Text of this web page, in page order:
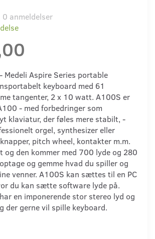
0 anmeldelser
Medeli Aspire Series portable
keyboard med 61
tangenter, 2 x 10 watt. A100S er
- med forbedringer som
klaviatur, der føles mere stabilt, -
orgel, synthesizer eller
pitch wheel, kontakter m.m.
og den kommer med 700 lyde og 280
og gemme hvad du spiller og
venner. A100S kan sættes til en PC
du kan sætte software lyde på.
en imponerende stor stereo lyd og
der gerne vil spille keyboard.